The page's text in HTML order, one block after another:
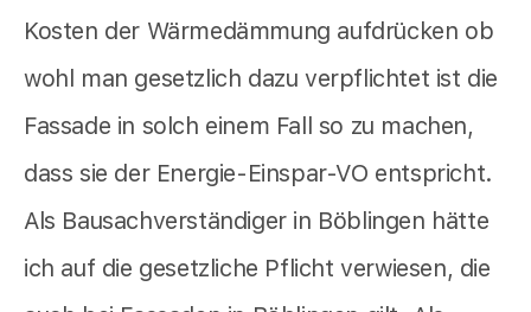
Kosten der Wärmedämmung aufdrücken ob
wohl man gesetzlich dazu verpflichtet ist die
Fassade in solch einem Fall so zu machen,
dass sie der Energie-Einspar-VO entspricht.
Als Bausachverständiger in Böblingen hätte
ich auf die gesetzliche Pflicht verwiesen, die